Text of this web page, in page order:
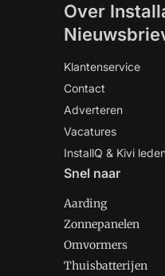
Over
Klantenservice
Contact
Adverteren
Vacatures
InstallQ & Kivi
Snel naar
Aarding
Zonnepanelen
Omvormers
Thuisbatterijen